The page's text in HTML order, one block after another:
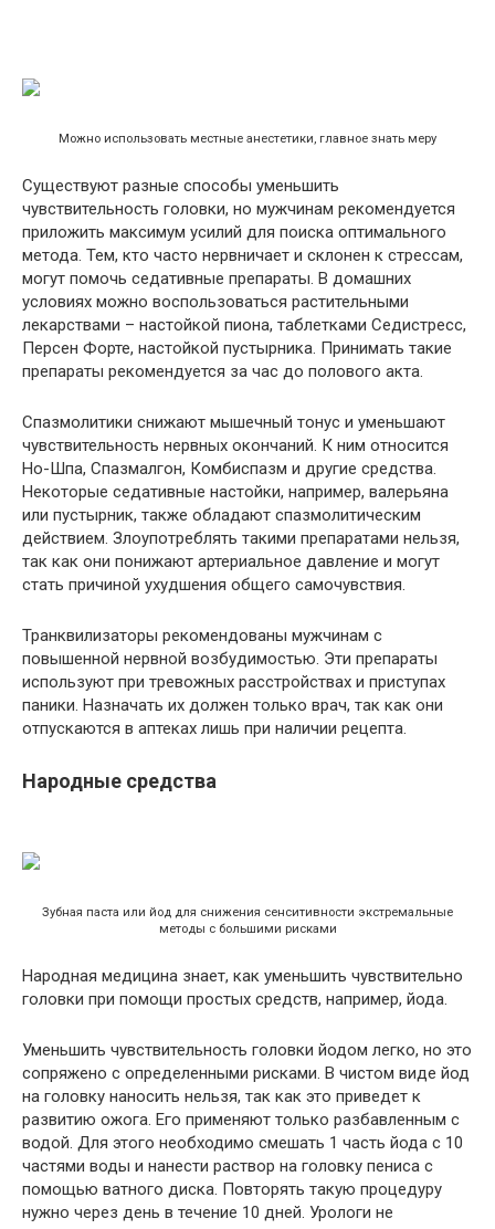
Можно использовать местные анестетики, главное знать меру
Существуют разные способы уменьшить
чувствительность головки, но мужчинам рекомендуется
приложить максимум усилий для поиска оптимального
метода. Тем, кто часто нервничает и склонен к стрессам,
могут помочь седативные препараты. В домашних
условиях можно воспользоваться растительными
лекарствами – настойкой пиона, таблетками Седистресс,
Персен Форте, настойкой пустырника. Принимать такие
препараты рекомендуется за час до полового акта.
Спазмолитики снижают мышечный тонус и уменьшают
чувствительность нервных окончаний. К ним относится
Но-Шпа, Спазмалгон, Комбиспазм и другие средства.
Некоторые седативные настойки, например, валерьяна
или пустырник, также обладают спазмолитическим
действием. Злоупотреблять такими препаратами нельзя,
так как они понижают артериальное давление и могут
стать причиной ухудшения общего самочувствия.
Транквилизаторы рекомендованы мужчинам с
повышенной нервной возбудимостью. Эти препараты
используют при тревожных расстройствах и приступах
паники. Назначать их должен только врач, так как они
отпускаются в аптеках лишь при наличии рецепта.
Народные средства
Зубная паста или йод для снижения сенситивности экстремальные
методы с большими рисками
Народная медицина знает, как уменьшить чувствительно
головки при помощи простых средств, например, йода.
Уменьшить чувствительность головки йодом легко, но это
сопряжено с определенными рисками. В чистом виде йод
на головку наносить нельзя, так как это приведет к
развитию ожога. Его применяют только разбавленным с
водой. Для этого необходимо смешать 1 часть йода с 10
частями воды и нанести раствор на головку пениса с
помощью ватного диска. Повторять такую процедуру
нужно через день в течение 10 дней. Урологи не